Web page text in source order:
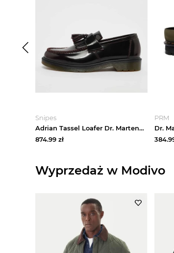
Snipes
Adrian Tassel Loafer Dr. Martens brązowy
874.99 zł
PRM
Wyprzedaż w Modivo